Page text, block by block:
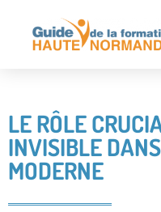
LE RÔLE
INVISIBLE
MODERNE